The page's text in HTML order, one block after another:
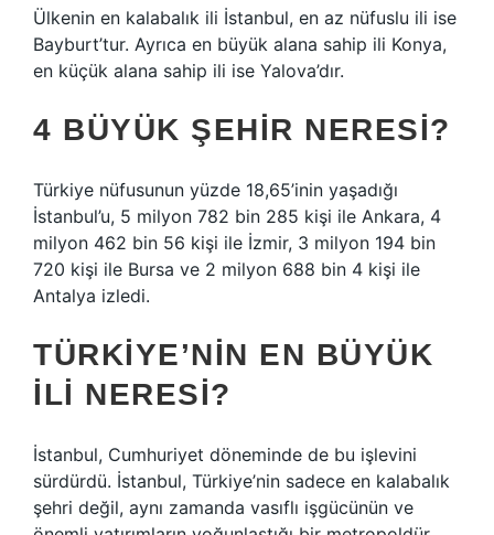
Ülkenin en kalabalık ili İstanbul, en az nüfuslu ili ise
Bayburt’tur. Ayrıca en büyük alana sahip ili Konya,
en küçük alana sahip ili ise Yalova’dır.
4 BÜYÜK ŞEHIR NERESI?
Türkiye nüfusunun yüzde 18,65’inin yaşadığı
İstanbul’u, 5 milyon 782 bin 285 kişi ile Ankara, 4
milyon 462 bin 56 kişi ile İzmir, 3 milyon 194 bin
720 kişi ile Bursa ve 2 milyon 688 bin 4 kişi ile
Antalya izledi.
TÜRKIYE’NIN EN BÜYÜK
ILI NERESI?
İstanbul, Cumhuriyet döneminde de bu işlevini
sürdürdü. İstanbul, Türkiye’nin sadece en kalabalık
şehri değil, aynı zamanda vasıflı işgücünün ve